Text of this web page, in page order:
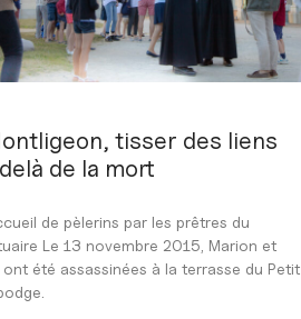
tisser des liens
de la mort
de pèlerins par les prêtres du
Le 13 novembre 2015, Marion et
ont été assassinées à la terrasse du Petit